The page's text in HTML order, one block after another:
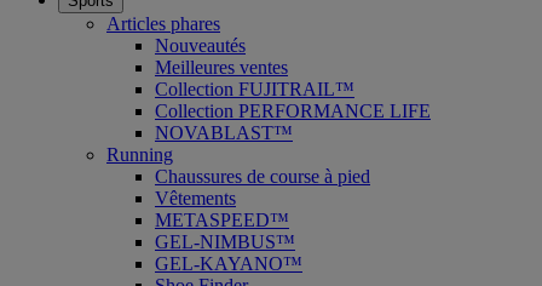
Articles phares
Nouveautés
Meilleures ventes
Collection FUJITRAIL™
Collection PERFORMANCE LIFE
NOVABLAST™
Running
Chaussures de course à pied
Vêtements
METASPEED™
GEL-NIMBUS™
GEL-KAYANO™